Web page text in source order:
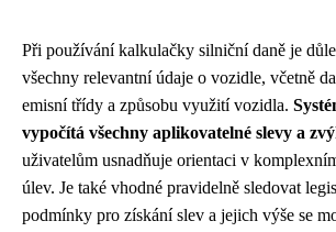
Při používání kalkulačky silniční daně je
všechny relevantní údaje o vozidle, včetně
emisní třídy a způsobu využití vozidla.
vypočítá všechny aplikovatelné slevy a
uživatelům usnadňuje orientaci v
úlev. Je také vhodné pravidelně sledovat
podmínky pro získání slev a jejich výše se